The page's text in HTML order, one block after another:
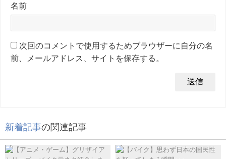
名前
次回のコメントで使用するためブラウザーに自分の名
前、メールアドレス、サイトを保存する。
新着記事の関連記事